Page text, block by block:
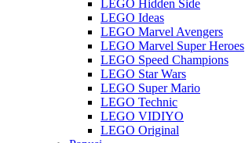
LEGO Hidden Side
LEGO Ideas
LEGO Marvel Avengers
LEGO Marvel Super Heroes
LEGO Speed Champions
LEGO Star Wars
LEGO Super Mario
LEGO Technic
LEGO VIDIYO
LEGO Original